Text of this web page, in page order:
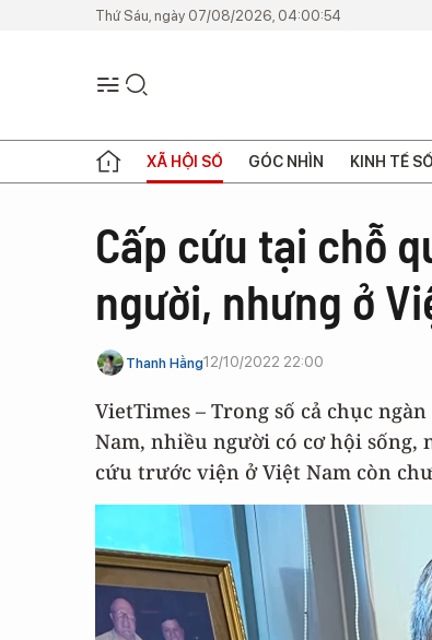
Thứ Sáu, ngày 07/08/2026, 04:00:54
XÃ HỘI SỐ GÓC NHÌN KINH TẾ SỐ
Cấp cứu tại chỗ
người, nhưng ở
Thanh Hằng12/10/2022 22:00
VietTimes – Trong số cả chục
Nam, nhiều người có cơ hội sống,
cứu trước viện ở Việt Nam còn